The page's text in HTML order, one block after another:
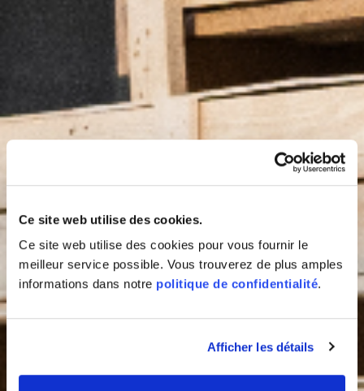
Ce site web utilise des cookies.
Ce site web utilise des cookies pour vous fournir le
meilleur service possible. Vous trouverez de plus amples
informations dans notre politique de confidentialité.
Afficher les détails